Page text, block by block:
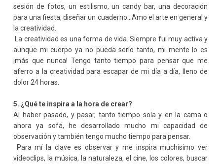
sesión de fotos, un estilismo, un candy bar, una decoración
para una fiesta, diseñar un cuaderno...Amo el arte en general y
la creatividad.
La creatividad es una forma de vida. Siempre fui muy activa y
aunque mi cuerpo ya no pueda serlo tanto, mi mente lo es
¡más que nunca! Tengo tanto tiempo para pensar que me
aferro a la creatividad para escapar de mi día a día, lleno de
dolor 24 horas.
5. ¿Qué te inspira a la hora de crear?
Al haber pasado, y pasar, tanto tiempo sola y en la cama o
ahora ya sofá, he desarrollado mucho mi capacidad de
observación y también tengo mucho tiempo para pensar.
Para mí la clave es observar y me inspira muchísimo ver
videoclips, la música, la naturaleza, el cine, los colores, buscar